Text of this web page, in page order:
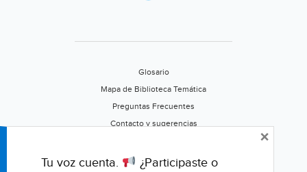
Glosario
Mapa de Biblioteca Temática
Preguntas Frecuentes
Contacto y sugerencias
Califica este portal
Tu voz cuenta.
¿Participaste o
×